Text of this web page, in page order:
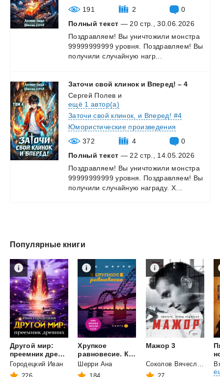
191
2
0
Полный текст — 20 стр., 30.06.2026
Поздравляем! Вы уничтожили монстра
99999999999 уровня. Поздравляем! Вы
получили случайную нагр...
Заточи свой клинок и Вперед! – 4
Сергей Полев и
ещё 1 автор(а)
Заточи свой клинок, и Вперед! #4
Юмористические произведения
372
4
0
Полный текст — 22 стр., 14.05.2026
Поздравляем! Вы уничтожили монстра
99999999999 уровня. Поздравляем! Вы
получили случайную награду. Х...
Популярные книги
Другой мир:
преемник древних
Городецкий Иван
226
Хрупкое
равновесие. Книга 1
Шерри Ана
184
Мажор 3
27